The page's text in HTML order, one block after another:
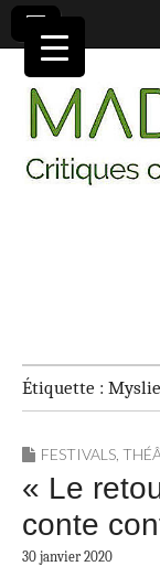
Étiquette :
FESTIVALS,
« Le
conte
30 janvier 2020